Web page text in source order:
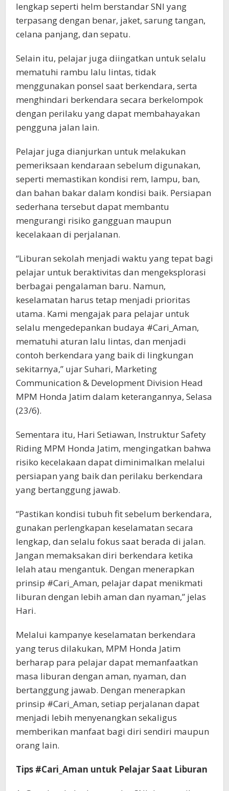
lengkap seperti helm berstandar SNI yang
terpasang dengan benar, jaket, sarung tangan,
celana panjang, dan sepatu.
Selain itu, pelajar juga diingatkan untuk selalu
mematuhi rambu lalu lintas, tidak
menggunakan ponsel saat berkendara, serta
menghindari berkendara secara berkelompok
dengan perilaku yang dapat membahayakan
pengguna jalan lain.
Pelajar juga dianjurkan untuk melakukan
pemeriksaan kendaraan sebelum digunakan,
seperti memastikan kondisi rem, lampu, ban,
dan bahan bakar dalam kondisi baik. Persiapan
sederhana tersebut dapat membantu
mengurangi risiko gangguan maupun
kecelakaan di perjalanan.
“Liburan sekolah menjadi waktu yang tepat bagi
pelajar untuk beraktivitas dan mengeksplorasi
berbagai pengalaman baru. Namun,
keselamatan harus tetap menjadi prioritas
utama. Kami mengajak para pelajar untuk
selalu mengedepankan budaya #Cari_Aman,
mematuhi aturan lalu lintas, dan menjadi
contoh berkendara yang baik di lingkungan
sekitarnya,” ujar Suhari, Marketing
Communication & Development Division Head
MPM Honda Jatim dalam keterangannya, Selasa
(23/6).
Sementara itu, Hari Setiawan, Instruktur Safety
Riding MPM Honda Jatim, mengingatkan bahwa
risiko kecelakaan dapat diminimalkan melalui
persiapan yang baik dan perilaku berkendara
yang bertanggung jawab.
“Pastikan kondisi tubuh fit sebelum berkendara,
gunakan perlengkapan keselamatan secara
lengkap, dan selalu fokus saat berada di jalan.
Jangan memaksakan diri berkendara ketika
lelah atau mengantuk. Dengan menerapkan
prinsip #Cari_Aman, pelajar dapat menikmati
liburan dengan lebih aman dan nyaman,” jelas
Hari.
Melalui kampanye keselamatan berkendara
yang terus dilakukan, MPM Honda Jatim
berharap para pelajar dapat memanfaatkan
masa liburan dengan aman, nyaman, dan
bertanggung jawab. Dengan menerapkan
prinsip #Cari_Aman, setiap perjalanan dapat
menjadi lebih menyenangkan sekaligus
memberikan manfaat bagi diri sendiri maupun
orang lain.
Tips #Cari_Aman untuk Pelajar Saat Liburan